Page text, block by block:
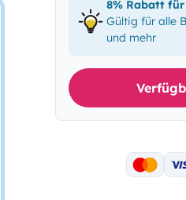
8% Rabatt
Gültig für alle
und mehr